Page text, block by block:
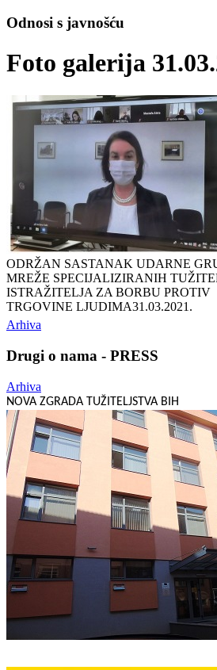
Odnosi s javnošću
Foto galerija
ODRŽAN SASTANAK UDARNE
MREŽE SPECIJALIZIRANIH
ISTRAŽITELJA ZA BORBU PROTIV
TRGOVINE LJUDIMA31.03.2021.
Arhiva
Drugi o nama - PRESS
Arhiva
NOVA ZGRADA TUŽITELJSTVA BIH